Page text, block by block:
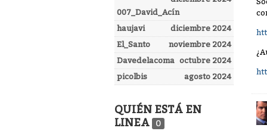
007_David_Acín
diciembre 2024
haujavi
noviembre 2024
El_Santo
octubre 2024
Davedelacoma
agosto 2024
picolbis
QUIÉN ESTÁ EN
LINEA
0